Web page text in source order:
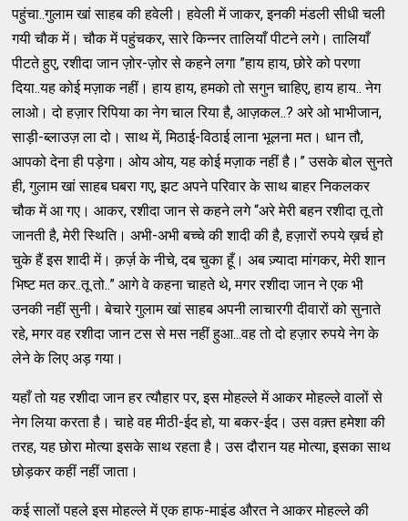
पहुंचा..गुलाम खां साहब की हवेली। हवेली में जाकर, इनकी मंडली सीधी चली
गयी चौक में। चौक में पहुंचकर, सारे किन्नर तालियाँ पीटने लगे। तालियाँ
पीटते हुए, रशीदा जान ज़ोर-ज़ोर से कहने लगा ”हाय हाय, छोरे को परणा
दिया..यह कोई मज़ाक नहीं। हाय हाय, हमको तो सगुन चाहिए, हाय हाय.. नेग
लाओ। दो हज़ार रिपिया का नेग चाल रिया है, आज़कल..? अरे ओ भाभीजान,
साड़ी-ब्लाउज़ ला दो। साथ में, मिठाई-विठाई लाना भूलना मत। धान तौ,
आपको देना ही पड़ेगा। ओय ओय, यह कोई मज़ाक नहीं है।” उसके बोल सुनते
ही, गुलाम खां साहब घबरा गए, झट अपने परिवार के साथ बाहर निकलकर
चौक में आ गए। आकर, रशीदा जान से कहने लगे “अरे मेरी बहन रशीदा तू तो
जानती है, मेरी स्थिति। अभी-अभी बच्चे की शादी की है, हज़ारों रुपये ख़र्च हो
चुके हैं इस शादी में। क़र्ज़ के नीचे, दब चुका हूँ। अब ज़्यादा मांगकर, मेरी शान
भिष्ट मत कर..तू तो..” आगे वे कहना चाहते थे, मगर रशीदा जान ने एक भी
उनकी नहीं सुनी। बेचारे गुलाम खां साहब अपनी लाचारगी दीवारों को सुनाते
रहे, मगर वह रशीदा जान टस से मस नहीं हुआ...वह तो दो हज़ार रुपये नेग के
लेने के लिए अड़ गया।
यहाँ तो यह रशीदा जान हर त्यौहार पर, इस मोहल्ले में आकर मोहल्ले वालों से
नेग लिया करता है। चाहे वह मीठी-ईद हो, या बकर-ईद। उस वक़्त हमेशा की
तरह, यह छोरा मोत्या इसके साथ रहता है। उस दौरान यह मोत्या, इसका साथ
छोड़कर कहीं नहीं जाता।
कई सालों पहले इस मोहल्ले में एक हाफ-माइंड औरत ने आकर मोहल्ले की